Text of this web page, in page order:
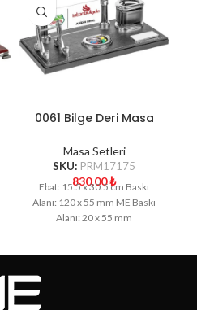
0061 Bilge Deri Masa
Masa Setleri
SKU: PRM17175
830.00₺
Ebat: 15.5 x 30.5 cm Baskı
Alanı: 120 x 55 mm ME Baskı
Alanı: 20 x 55 mm